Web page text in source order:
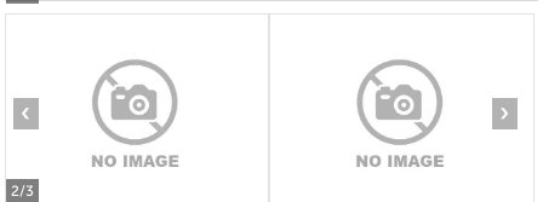
2/3
‹ ›